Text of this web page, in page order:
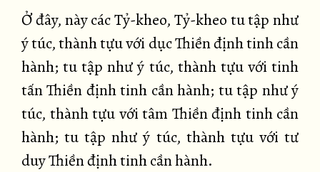
Ở đây, này các Tỷ-kheo, Tỷ-kheo tu tập như
ý túc, thành tựu với dục Thiền định tinh cần
hành; tu tập như ý túc, thành tựu với tinh
tấn Thiền định tinh cần hành; tu tập như ý
túc, thành tựu với tâm Thiền định tinh cần
hành; tu tập như ý túc, thành tựu với tư
duy Thiền định tinh cần hành.